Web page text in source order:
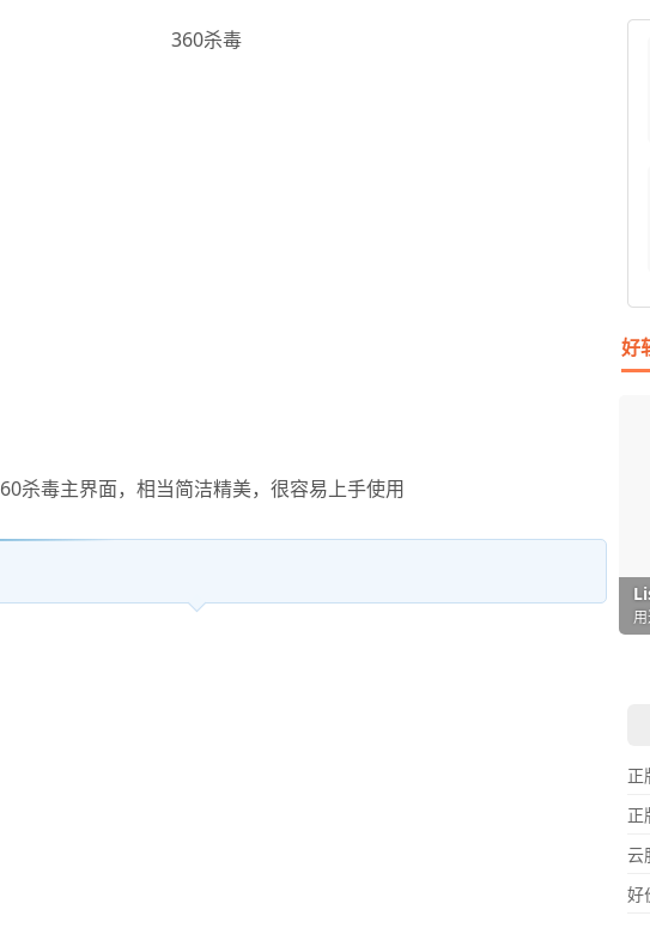
杀毒主界面，相当简洁精美，很容易上手使用
好
正
正
云
好